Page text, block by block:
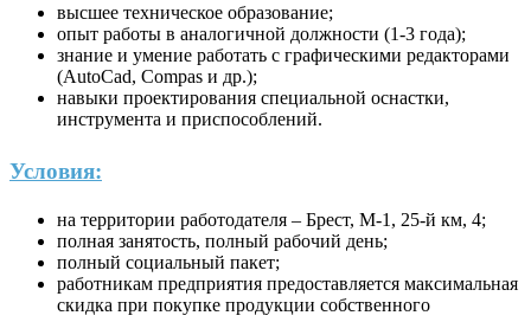
высшее техническое образование;
опыт работы в аналогичной должности (1-3 года);
знание и умение работать с графическими редакторами
(AutoCad, Compas и др.);
навыки проектирования специальной оснастки,
инструмента и приспособлений.
Условия:
на территории работодателя – Брест, М-1, 25-й км, 4;
полная занятость, полный рабочий день;
полный социальный пакет;
работникам предприятия предоставляется максимальная
скидка при покупке продукции собственного